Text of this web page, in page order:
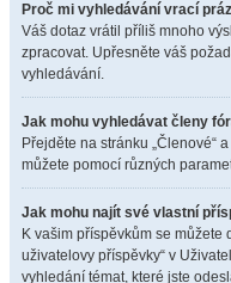
Proč mi vyhledávání vrací
Váš dotaz vrátil příliš mnoho
zpracovat. Upřesněte váš
vyhledávání.
Jak mohu vyhledávat členy
Přejděte na stránku „Členové“
můžete pomocí různých
Jak mohu najít své vlastní
K vašim příspěvkům se můžete
uživatelovy příspěvky“ v
vyhledání témat, které jste